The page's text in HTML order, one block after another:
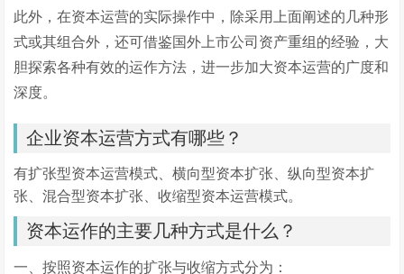
此外，在资本运营的实际操作中，除采用上面阐述的几种形
式或其组合外，还可借鉴国外上市公司资产重组的经验，大
胆探索各种有效的运作方法，进一步加大资本运营的广度和
深度。
企业资本运营方式有哪些？
有扩张型资本运营模式、横向型资本扩张、纵向型资本扩
张、混合型资本扩张、收缩型资本运营模式。
资本运作的主要几种方式是什么？
一、按照资本运作的扩张与收缩方式分为：